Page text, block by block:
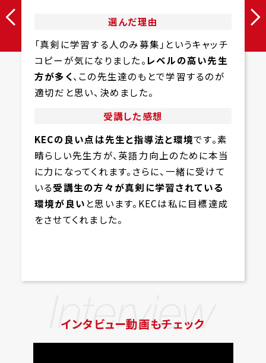
選んだ理由
「真剣に学習する人のみ募集」というキャッチ
コピーが気になりました。 レベルの高い先生
方が多く、この先生達のもとで学習するのが
適切だと思い、決めました。
受講した感想
KECの良い点は先生と指導法と環境です。素
晴らしい先生方が、英語力向上のために本当
に力になってくれます。さらに、一緒に受けて
いる受講生の方々が真剣に学習されている
環境が良い と思います。KECは私に目標達成
をさせてくれました。
インタビュー動画もチェック